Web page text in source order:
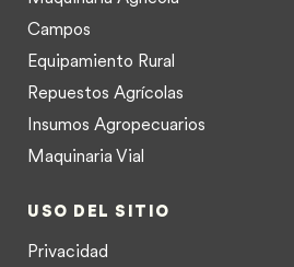
Campos
Equipamiento Rural
Repuestos Agrícolas
Insumos Agropecuarios
Maquinaria Vial
USO DEL SITIO
Privacidad